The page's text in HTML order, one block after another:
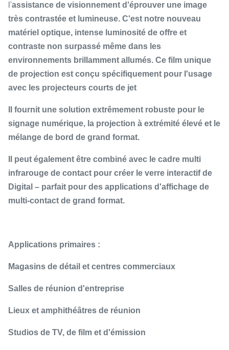
l'assistance de visionnement d'éprouver une image
très contrastée et lumineuse. C'est notre nouveau
matériel optique, intense luminosité de offre et
contraste non surpassé même dans les
environnements brillamment allumés. Ce film unique
de projection est conçu spécifiquement pour l'usage
avec les projecteurs courts de jet
Il fournit une solution extrêmement robuste pour le
signage numérique, la projection à extrémité élevé et le
mélange de bord de grand format.
Il peut également être combiné avec le cadre multi
infrarouge de contact pour créer le verre interactif de
Digital – parfait pour des applications d'affichage de
multi-contact de grand format.
Applications primaires :
Magasins de détail et centres commerciaux
Salles de réunion d'entreprise
Lieux et amphithéâtres de réunion
Studios de TV, de film et d'émission